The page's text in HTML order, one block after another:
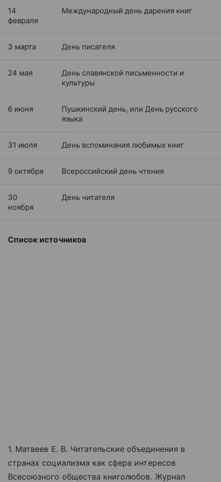
14
февраля
Международный день дарения книг
3 марта День писателя
24 мая
День славянской письменности и
культуры
6 июня
Пушкинский день, или День русского
языка
31 июля День вспоминания любимых книг
9 октября Всероссийский день чтения
30
ноября
День читателя
Список источников
1. Матвеев Е. В. Читательские объединения в
странах социализма как сфера интересов
Всесоюзного общества книголюбов. Журнал